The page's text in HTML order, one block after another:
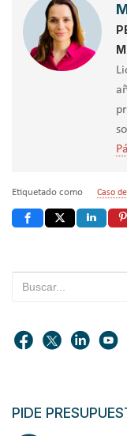
Etiquetado como Caso
PIDE